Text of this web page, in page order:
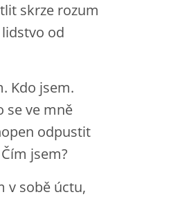
skrze rozum
od
Kdo jsem.
se ve mně
odpustit
jsem?
v sobě úctu,